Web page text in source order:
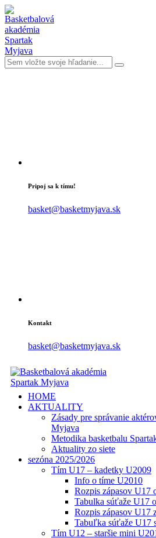
Pripoj sa k tímu!
basket@basketmyjava.sk
Kontakt
basket@basketmyjava.sk
HOME
AKTUALITY
Zásady pre správanie
Myjava
Metodika basketbalu
Aktuality zo siete
sezóna 2025/2026
Tím U17 – kadetky U2009
Info o tíme U2010
Rozpis zápasov U17
Tabulka súťaže U17
Rozpis zápasov U17
Tabuľka súťaže U17
Tím U12 – staršie mini